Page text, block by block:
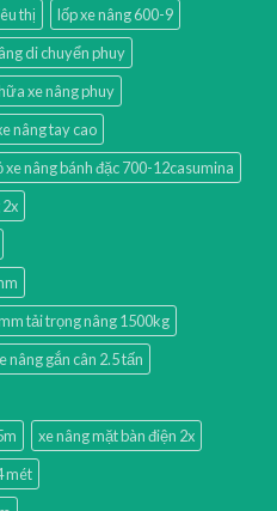
thị
lốp xe nâng 600-9
di chuyển phuy
xe nâng phuy
nâng tay cao
xe nâng bánh đặc 700-12casumina
tải trọng nâng 1500kg
nâng gắn cân 2.5 tấn
xe nâng mặt bàn điện 2x
mét